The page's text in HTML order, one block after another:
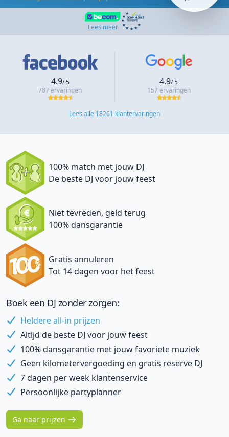
Lees meer
4.9/ 5
787 ervaringen
4.9/ 5
157 ervaringen
Lees alle 18261 klantervaringen
100% match met jouw DJ
De beste DJ voor jouw feest
Niet tevreden, geld terug
100% dansgarantie
Gratis annuleren
Tot 14 dagen voor het feest
Boek een DJ zonder zorgen:
Heldere all-in prijzen
Altijd de beste DJ voor jouw feest
100% dansgarantie met jouw favoriete muziek
Geen kilometervergoeding en gratis reserve DJ
7 dagen per week klantenservice
Persoonlijke partyplanner
Ga naar prijzen